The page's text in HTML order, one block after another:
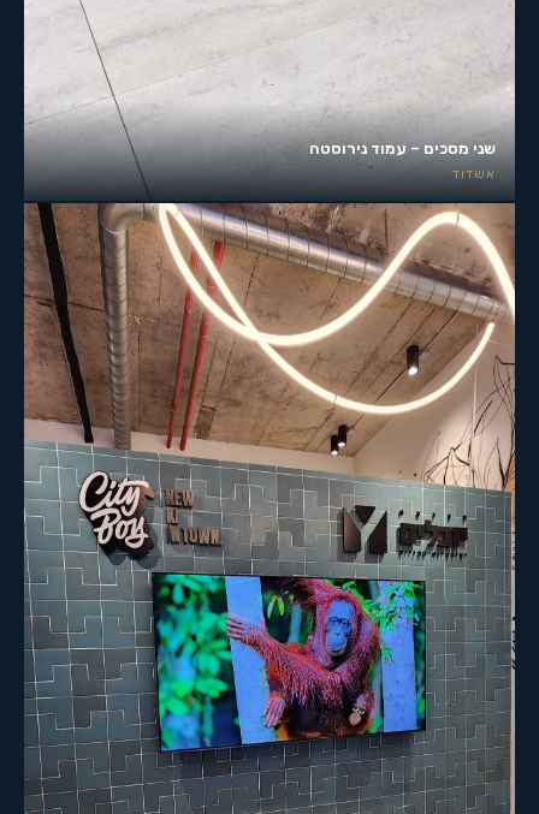
שני מסכים – עמוד נירוסטה
אשדוד